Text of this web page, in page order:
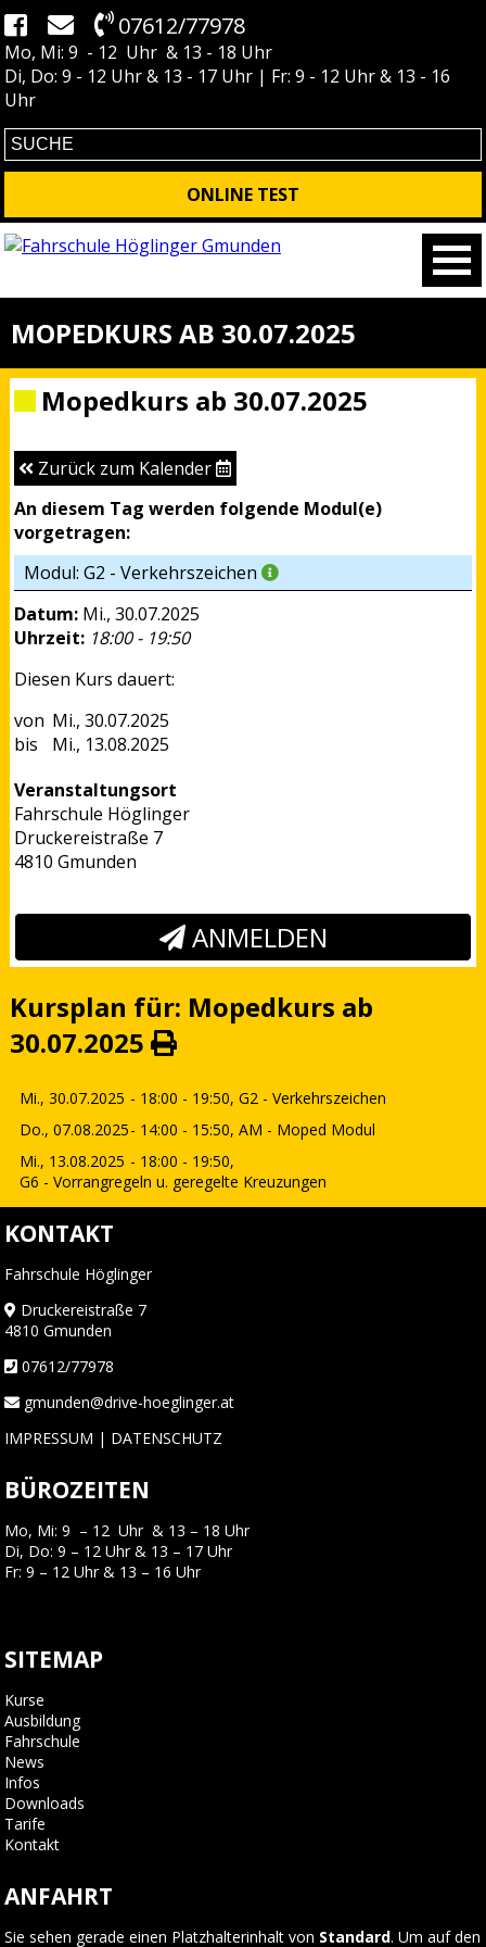
07612/77978
Mo, Mi: 9 - 12 Uhr & 13 - 18 Uhr
Di, Do: 9 - 12 Uhr & 13 - 17 Uhr | Fr: 9 - 12 Uhr & 13 - 16
Uhr
ONLINE TEST
MOPEDKURS AB 30.07.2025
Mopedkurs ab 30.07.2025
Zurück zum Kalender
An diesem Tag werden folgende Modul(e)
vorgetragen:
Modul: G2 - Verkehrszeichen
Datum: Mi., 30.07.2025
Uhrzeit: 18:00 - 19:50
Diesen Kurs dauert:
Mi., 30.07.2025
Mi., 13.08.2025
Veranstaltungsort
Fahrschule Höglinger
Druckereistraße 7
4810 Gmunden
ANMELDEN
Kursplan für: Mopedkurs ab
30.07.2025
Mi., 30.07.2025 - 18:00 - 19:50, G2 - Verkehrszeichen
Do., 07.08.2025- 14:00 - 15:50, AM - Moped Modul
Mi., 13.08.2025 - 18:00 - 19:50,
G6 - Vorrangregeln u. geregelte Kreuzungen
KONTAKT
Fahrschule Höglinger
Druckereistraße 7
4810 Gmunden
07612/77978
gmunden@drive-hoeglinger.at
IMPRESSUM | DATENSCHUTZ
BÜROZEITEN
Mo, Mi: 9 – 12 Uhr & 13 – 18 Uhr
Di, Do: 9 – 12 Uhr & 13 – 17 Uhr
Fr: 9 – 12 Uhr & 13 – 16 Uhr
SITEMAP
Kurse
Ausbildung
Fahrschule
News
Infos
Downloads
Tarife
Kontakt
ANFAHRT
Sie sehen gerade einen Platzhalterinhalt von Standard. Um auf den